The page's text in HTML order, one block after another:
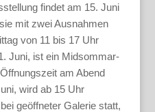
findet am 15. Juni
mit zwei Ausnahmen
von 11 bis 17 Uhr
Juni, ist ein Midsommar-
am Abend
wird ab 15 Uhr
geöffneter Galerie statt,